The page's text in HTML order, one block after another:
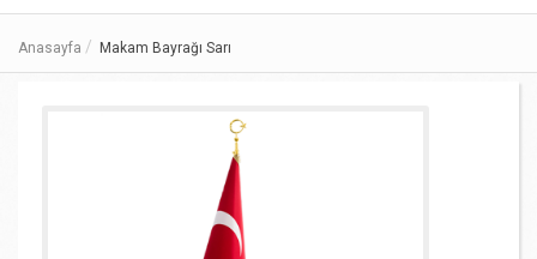
Anasayfa Makam Bayrağı Sarı